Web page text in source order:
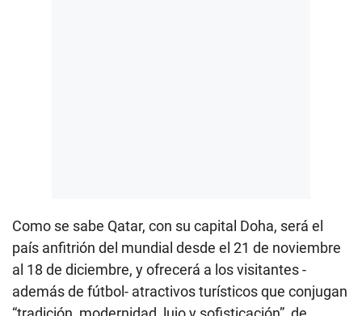
Como se sabe Qatar, con su capital Doha, será el
país anfitrión del mundial desde el 21 de noviembre
al 18 de diciembre, y ofrecerá a los visitantes -
además de fútbol- atractivos turísticos que conjugan